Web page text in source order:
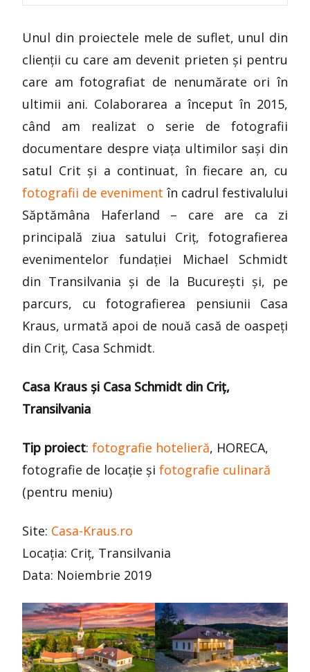
Unul din proiectele mele de suflet, unul din
clienții cu care am devenit prieten și pentru
care am fotografiat de nenumărate ori în
ultimii ani. Colaborarea a început în 2015,
când am realizat o serie de fotografii
documentare despre viața ultimilor sași din
satul Crit și a continuat, în fiecare an, cu
fotografii de eveniment în cadrul festivalului
Săptămâna Haferland – care are ca zi
principală ziua satului Criț, fotografierea
evenimentelor fundației Michael Schmidt
din Transilvania și de la București și, pe
parcurs, cu fotografierea pensiunii Casa
Kraus, urmată apoi de nouă casă de oaspeți
din Criț, Casa Schmidt.
Casa Kraus și Casa Schmidt din Criț,
Transilvania
Tip proiect: fotografie hotelieră, HORECA,
fotografie de locație și fotografie culinară
(pentru meniu)
Site: Casa-Kraus.ro
Locația: Criț, Transilvania
Data: Noiembrie 2019